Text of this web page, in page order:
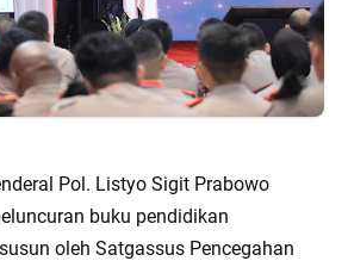
Pol. Listyo Sigit Prabowo
buku pendidikan
oleh Satgassus Pencegahan